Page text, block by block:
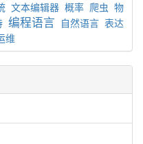
文本编辑器 概率 爬虫 物
编程语言 自然语言 表达
维